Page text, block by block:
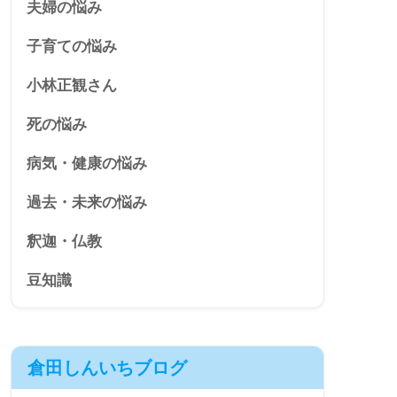
夫婦の悩み
子育ての悩み
小林正観さん
死の悩み
病気・健康の悩み
過去・未来の悩み
釈迦・仏教
豆知識
倉田しんいちブログ